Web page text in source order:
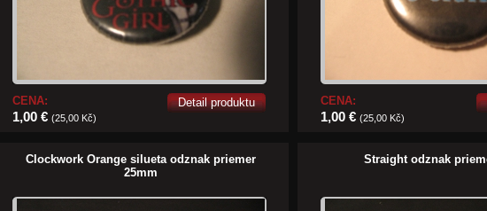
CENA:
1,00 € (25,00 Kč)
Detail produktu CENA:
1,00 €(25,00 Kč)
Clockwork Orange silueta odznak priemer
25mm
Straight odznak